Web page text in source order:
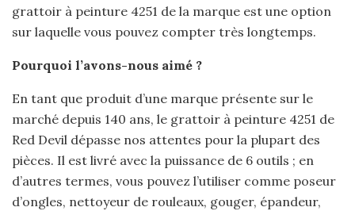
grattoir à peinture 4251 de la marque est une option
sur laquelle vous pouvez compter très longtemps.
Pourquoi l’avons-nous aimé ?
En tant que produit d’une marque présente sur le
marché depuis 140 ans, le grattoir à peinture 4251 de
Red Devil dépasse nos attentes pour la plupart des
pièces. Il est livré avec la puissance de 6 outils ; en
d’autres termes, vous pouvez l’utiliser comme poseur
d’ongles, nettoyeur de rouleaux, gouger, épandeur,